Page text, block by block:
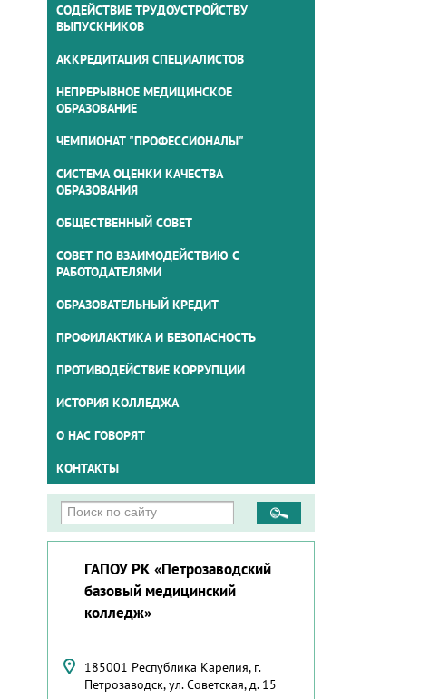
СОДЕЙСТВИЕ ТРУДОУСТРОЙСТВУ
ВЫПУСКНИКОВ
АККРЕДИТАЦИЯ СПЕЦИАЛИСТОВ
НЕПРЕРЫВНОЕ МЕДИЦИНСКОЕ
ОБРАЗОВАНИЕ
ЧЕМПИОНАТ "ПРОФЕССИОНАЛЫ"
СИСТЕМА ОЦЕНКИ КАЧЕСТВА
ОБРАЗОВАНИЯ
ОБЩЕСТВЕННЫЙ СОВЕТ
СОВЕТ ПО ВЗАИМОДЕЙСТВИЮ С
РАБОТОДАТЕЛЯМИ
ОБРАЗОВАТЕЛЬНЫЙ КРЕДИТ
ПРОФИЛАКТИКА И БЕЗОПАСНОСТЬ
ПРОТИВОДЕЙСТВИЕ КОРРУПЦИИ
ИСТОРИЯ КОЛЛЕДЖА
О НАС ГОВОРЯТ
КОНТАКТЫ
ГАПОУ РК «Петрозаводский
базовый медицинский
колледж»
185001 Республика Карелия, г.
Петрозаводск, ул. Советская, д. 15